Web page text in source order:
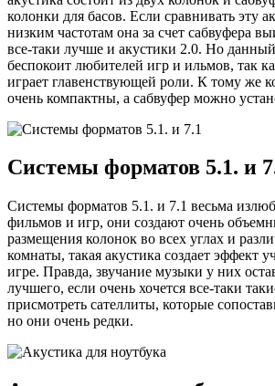
колонки для басов. Если сравнивать эту
низким частотам она за счет сабвуфера
все-таки лучше и акустики 2.0. Но
беспокоит любителей игр и ильмов, так
играет главенствующей роли. К тому же
очень компактны, а сабвуфер можно
Системы форматов 5.1. и
Системы форматов 5.1. и 7.1 весьма
фильмов и игр, они создают очень
размещения колонок во всех углах и
комнаты, такая акустика создает эффект
игре. Правда, звучание музыки у них
лучшего, если очень хочется все-таки
присмотреть сателлиты, которые
но они очень редки.